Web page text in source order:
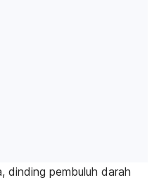
dinding pembuluh darah